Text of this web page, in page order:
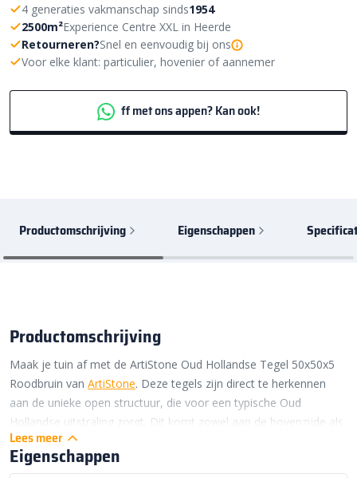
4 generaties vakmanschap sinds1954
2500m²Experience Centre XXL in Heerde
Retourneren?Snel en eenvoudig bij ons
Voor elke klant: particulier, hovenier of aannemer
ff met ons appen? Kan ook!
Productomschrijving Eigenschappen
Productomschrijving
Maak je tuin af met de ArtiStone Oud Hollandse Tegel 50x50x5
Roodbruin van ArtiStone. Deze tegels zijn direct te herkennen
aan de unieke open structuur, die voor een typische Oud
Hollandse uitstraling zorgt. Dit komt zowel aan de bovenzijde als
aan de zijkanten mooi naar boven. Daarom kunnen de tegels niet
alleen liggend, maar ook staand worden verwerkt. Denk
Lees meer
Eigenschappen